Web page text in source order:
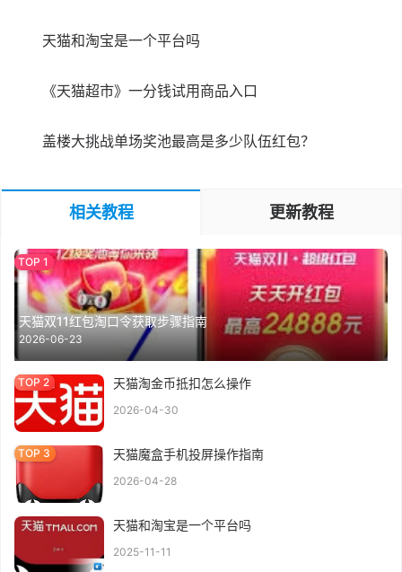
天猫和淘宝是一个平台吗
《天猫超市》一分钱试用商品入口
盖楼大挑战单场奖池最高是多少队伍红包？
相关教程 更新教程
天猫双11红包淘口令获取步骤指南
2026-06-23
天猫淘金币抵扣怎么操作
2026-04-30
天猫魔盒手机投屏操作指南
2026-04-28
天猫和淘宝是一个平台吗
2025-11-11